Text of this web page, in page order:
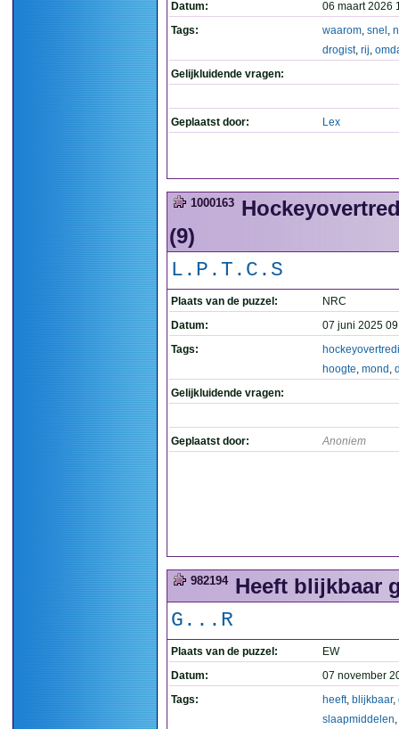
Datum:
06 maart 2026
Tags:
waarom, snel ,
drogist, rij,
Gelijkluidende vragen:
Geplaatst door: Lex
1000163
(9)
L.P.T.C.S
Plaats van de puzzel:
NRC
Datum:
07 juni 2025
Tags:
hoogte, mond ,
Gelijkluidende vragen:
Geplaatst door: Anoniem
982194 Heeft blijkbaar
G...R
Plaats van de puzzel:
EW
Datum:
07 november
Tags:
heeft, blijkbaar,
slaapmiddelen,